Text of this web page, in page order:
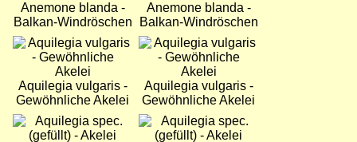
Anemone blanda -
Balkan-Windröschen
Anemone blanda -
Balkan-Windröschen
Bild
Aquilegia vulgaris -
Gewöhnliche Akelei
Bild
Aquilegia vulgaris -
Gewöhnliche Akelei
Bild
Bild